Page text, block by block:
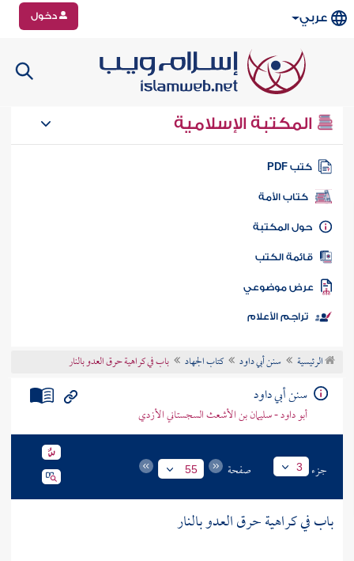
عربي دخول
المكتبة الإسلامية
كتب PDF
كتاب الأمة
المكتبة
الكتب
موضوعي
تراجم الأعلام
الرئيسية سنن أبي داود كتاب الجهاد باب في كراهية حرق العدو بالنار
سنن أبي داود
أبو داود - سليمان بن الأشعث السجستاني الأزدي
جزء 3 صفحة 55
باب في كراهية حرق العدو بالنار